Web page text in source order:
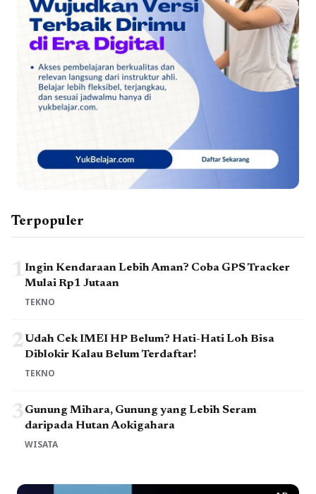
Terpopuler
1Ingin Kendaraan Lebih Aman? Coba GPS Tracker
Mulai Rp1 Jutaan
TEKNO
2Udah Cek IMEI HP Belum? Hati-Hati Loh Bisa
Diblokir Kalau Belum Terdaftar!
TEKNO
3Gunung Mihara, Gunung yang Lebih Seram
daripada Hutan Aokigahara
WISATA